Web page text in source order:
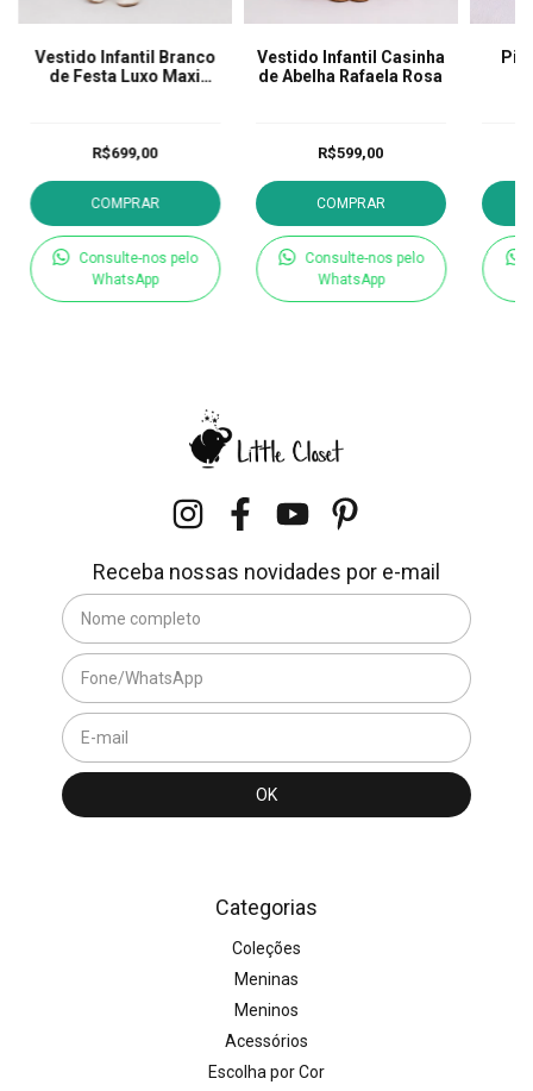
Vestido Infantil Branco
de Festa Luxo Maxi
R$699,00
COMPRAR
Consulte-nos pelo
WhatsApp
Vestido Infantil Casinha
de Abelha Rafaela Rosa
R$599,00
COMPRAR
Consulte-nos pelo
WhatsApp
Receba nossas novidades por e-mail
Categorias
Coleções
Meninas
Meninos
Acessórios
Escolha por Cor